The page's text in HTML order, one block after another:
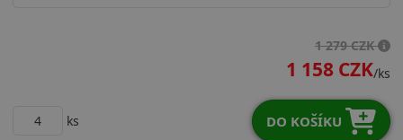
1 279 CZK
1 158 CZK/ks
ks DO KOŠÍKU